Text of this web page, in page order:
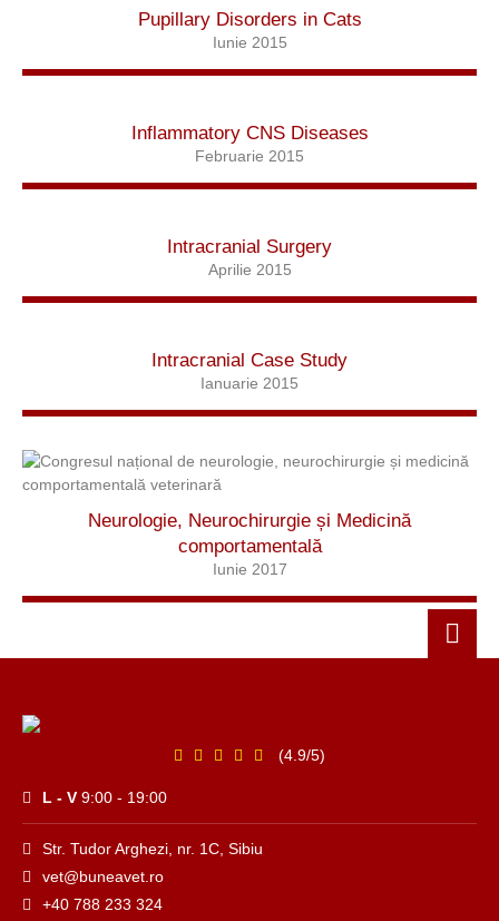
Pupillary Disorders in Cats
Iunie 2015
Inflammatory CNS Diseases
Februarie 2015
Intracranial Surgery
Aprilie 2015
Intracranial Case Study
Ianuarie 2015
Neurologie, Neurochirurgie și Medicină
comportamentală
Iunie 2017
(4.9/5)
L - V 9:00 - 19:00
Str. Tudor Arghezi, nr. 1C, Sibiu
vet@buneavet.ro
+40 788 233 324